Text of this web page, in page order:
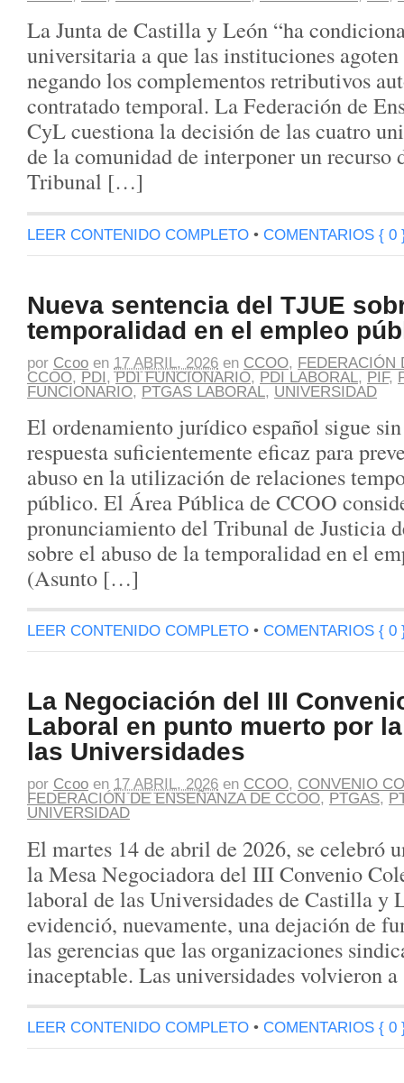
La Junta de Castilla y León “ha
universitaria a que las instituciones
negando los complementos retributivos
contratado temporal. La Federación de
CyL cuestiona la decisión de las cuatro
de la comunidad de interponer un recurso
Tribunal […]
LEER CONTENIDO COMPLETO • COMENTARIOS { 0
Nueva sentencia del TJUE
temporalidad en el empleo
por Ccoo en 17 ABRIL, 2026 en CCOO, FEDERACIÓN
CCOO, PDI,PDI FUNCIONARIO, PDI LABORAL, PIF,
FUNCIONARIO, PTGAS LABORAL, UNIVERSIDAD
El ordenamiento jurídico español sigue
respuesta suficientemente eficaz para
abuso en la utilización de relaciones
público. El Área Pública de CCOO
pronunciamiento del Tribunal de Justicia
sobre el abuso de la temporalidad en el
(Asunto […]
LEER CONTENIDO COMPLETO • COMENTARIOS { 0
La Negociación del III
Laboral en punto muerto por
las Universidades
por Ccoo en 17 ABRIL, 2026 en CCOO, CONVENIO
FEDERACIÓN DE ENSEÑANZA DE CCOO, PTGAS,
UNIVERSIDAD
El martes 14 de abril de 2026, se celebró
la Mesa Negociadora del III Convenio
laboral de las Universidades de Castilla y
evidenció, nuevamente, una dejación de
las gerencias que las organizaciones
inaceptable. Las universidades volvieron
LEER CONTENIDO COMPLETO • COMENTARIOS { 0